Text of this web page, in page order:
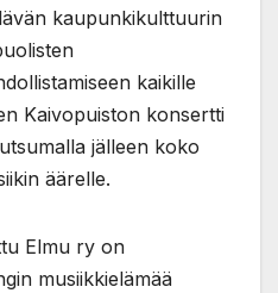
kaupunkikulttuurin
kaikille
Kaivopuiston konsertti
jälleen koko
äärelle.
Elmu ry on
musiikkielämää